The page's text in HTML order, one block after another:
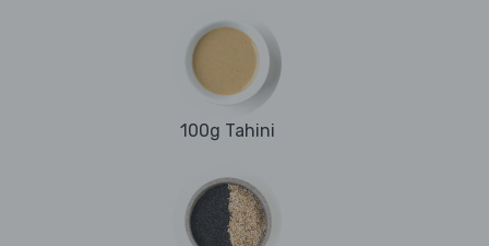
100g Tahini